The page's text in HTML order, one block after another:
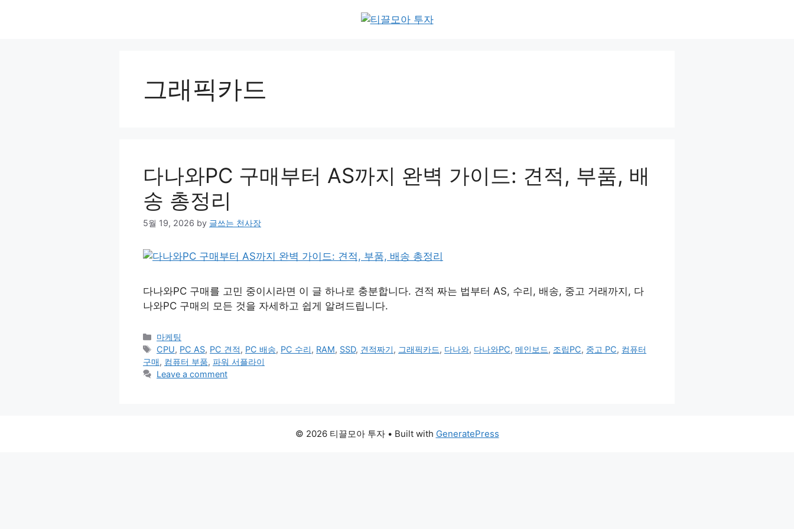
그래픽카드
다나와PC 구매부터 AS까지 완벽 가이드: 견적, 부품, 배
송 총정리
5월 19, 2026 by 글쓰는 천사장
다나와PC 구매를 고민 중이시라면 이 글 하나로 충분합니다. 견적 짜는 법부터 AS, 수리, 배송, 중고 거래까지, 다
나와PC 구매의 모든 것을 자세하고 쉽게 알려드립니다.
Categories
마케팅
Tags
CPU, PC AS, PC 견적, PC 배송, PC 수리, RAM, SSD, 견적짜기, 그래픽카드, 다나와, 다나와PC,메인보드, 조립PC, 중고 PC, 컴퓨터
구매, 컴퓨터 부품, 파워 서플라이
Leave a comment
© 2026 티끌모아 투자• Built with GeneratePress